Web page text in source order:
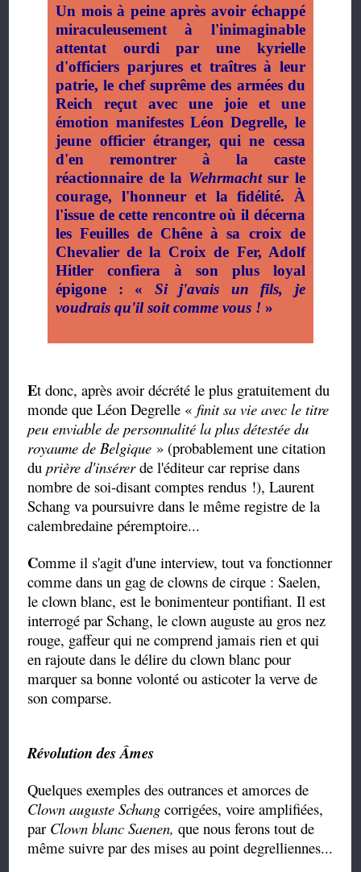
Un mois à peine après avoir échappé
miraculeusement à l'inimaginable
attentat ourdi par une kyrielle
d'officiers parjures et traîtres à leur
patrie, le chef suprême des armées du
Reich reçut avec une joie et une
émotion manifestes Léon Degrelle, le
jeune officier étranger, qui ne cessa
d'en remontrer à la caste
réactionnaire de la Wehrmachtsur le
courage, l'honneur et la fidélité. À
l'issue de cette rencontre où il décerna
les Feuilles de Chêne à sa croix de
Chevalier de la Croix de Fer, Adolf
Hitler confiera à son plus loyal
épigone : « Si j'avais un fils, je
voudrais qu'il soit comme vous ! »
Et donc, après avoir décrété le plus gratuitement du
monde que Léon Degrelle « finit sa vie avec le titre
peu enviable de personnalité la plus détestée du
royaume de Belgique » (probablement une citation
duprière d'insérerde l'éditeur car reprise dans
nombre de soi-disant comptes rendus !), Laurent
Schang va poursuivre dans le même registre de la
calembredaine péremptoire...
Comme il s'agit d'une interview, tout va fonctionner
comme dans un gag de clowns de cirque : Saelen,
le clown blanc, est le bonimenteur pontifiant. Il est
interrogé par Schang, le clown auguste au gros nez
rouge, gaffeur qui ne comprend jamais rien et qui
en rajoute dans le délire du clown blanc pour
marquer sa bonne volonté ou asticoter la verve de
son comparse.
Révolution des Âmes
Quelques exemples des outrances et amorces de
Clown auguste Schang corrigées, voire amplifiées,
par Clown blanc Saenen,que nous ferons tout de
même suivre par des mises au point degrelliennes...